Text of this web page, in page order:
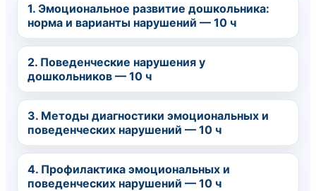
1. Эмоциональное развитие дошкольника:
норма и варианты нарушений — 10 ч
2. Поведенческие нарушения у
дошкольников — 10 ч
3. Методы диагностики эмоциональных и
поведенческих нарушений — 10 ч
4. Профилактика эмоциональных и
поведенческих нарушений — 10 ч